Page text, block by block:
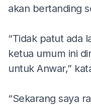
akan bertanding
“Tidak patut ada
ketua umum ini
untuk Anwar,”
“Sekarang saya